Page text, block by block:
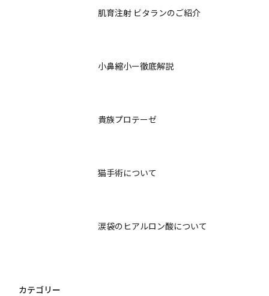
肌育注射 ビタランのご紹介
小鼻縮小ー徹底解説
貴族プロテーゼ
猫手術について
涙袋のヒアルロン酸について
カテゴリー